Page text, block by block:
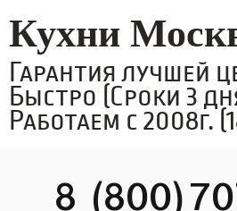
Кухни
Гарантия лучшей
Быстро (Сроки 3
Работаем с 2008г.
8